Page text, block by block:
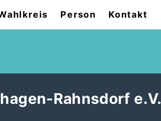
Person Kontakt
Rahnsdorf e.V.